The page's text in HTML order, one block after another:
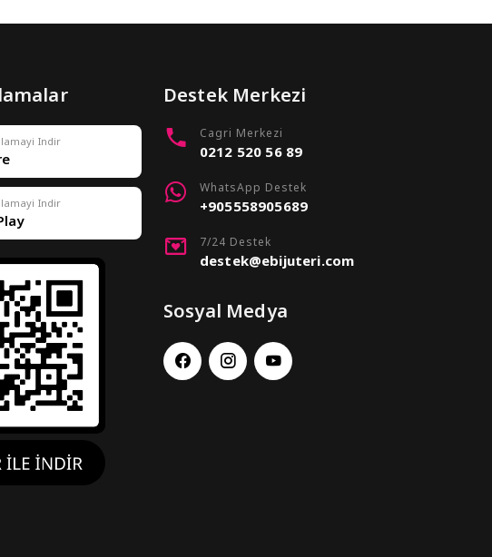
Indir
Indir
Destek Merkezi
Cagri Merkezi
0212 520 56 89
WhatsApp Destek
+905558905689
7/24 Destek
destek@ebijuteri.com
Sosyal Medya